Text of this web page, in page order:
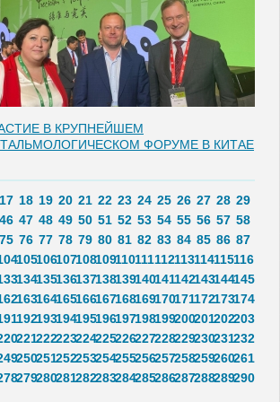
В КРУПНЕЙШЕМ
ФОРУМЕ В КИТАЕ
17 18 19 20 21 22 23 24 25 26 27 28 29
46 47 48 49 50 51 52 53 54 55 56 57 58
75 76 77 78 79 80 81 82 83 84 85 86 87
105106107108109110111112113114115116
134135136137138139140141142143144145
163164165166167168169170171172173174
192193194195196197198199200201202203
221222223224225226227228229230231232
250251252253254255256257258259260261
279280281282283284285286287288289290